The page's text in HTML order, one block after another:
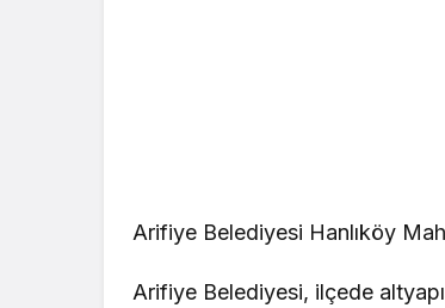
Arifiye Belediyesi Hanlıköy
Arifiye Belediyesi, ilçede